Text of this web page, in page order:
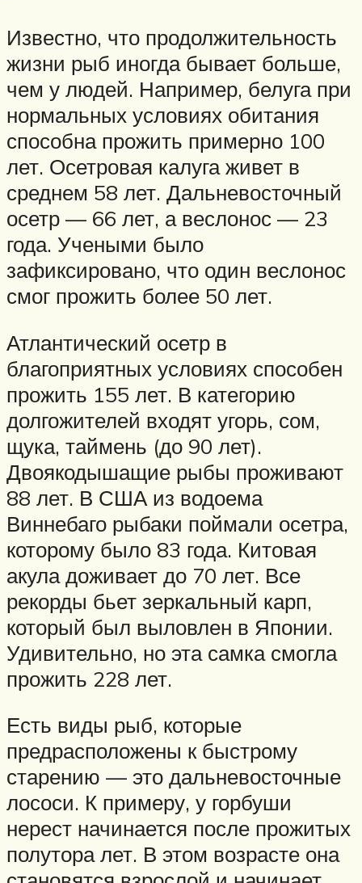
Известно, что продолжительность
жизни рыб иногда бывает больше,
чем у людей. Например, белуга при
нормальных условиях обитания
способна прожить примерно 100
лет. Осетровая калуга живет в
среднем 58 лет. Дальневосточный
осетр — 66 лет, а веслонос — 23
года. Учеными было
зафиксировано, что один веслонос
смог прожить более 50 лет.
Атлантический осетр в
благоприятных условиях способен
прожить 155 лет. В категорию
долгожителей входят угорь, сом,
щука, таймень (до 90 лет).
Двоякодышащие рыбы проживают
88 лет. В США из водоема
Виннебаго рыбаки поймали осетра,
которому было 83 года. Китовая
акула доживает до 70 лет. Все
рекорды бьет зеркальный карп,
который был выловлен в Японии.
Удивительно, но эта самка смогла
прожить 228 лет.
Есть виды рыб, которые
предрасположены к быстрому
старению — это дальневосточные
лососи. К примеру, у горбуши
нерест начинается после прожитых
полутора лет. В этом возрасте она